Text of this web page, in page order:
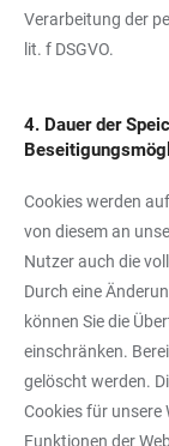
Verarbeitung der
lit. f DSGVO.
4. Dauer der
Cookies werden
von diesem an
Nutzer auch die
Durch eine
können Sie die
einschränken.
gelöscht werden.
Cookies für unsere
Funktionen der